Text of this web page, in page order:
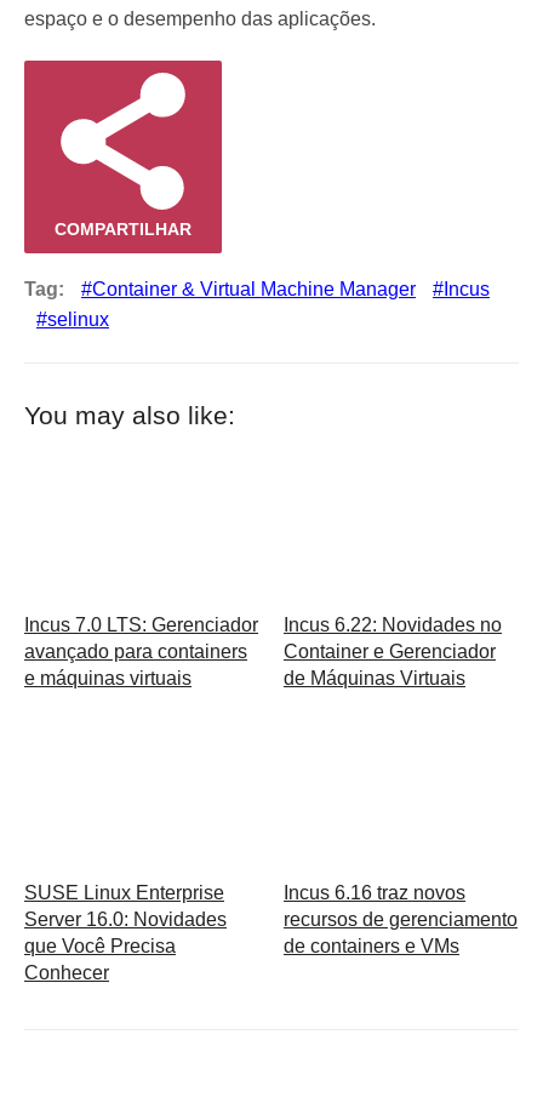
espaço e o desempenho das aplicações.
COMPARTILHAR
Tag: Container & Virtual Machine Manager
Incus
selinux
You may also like:
Incus 7.0 LTS: Gerenciador
avançado para containers
e máquinas virtuais
Incus 6.22: Novidades no
Container e Gerenciador
de Máquinas Virtuais
SUSE Linux Enterprise
Server 16.0: Novidades
que Você Precisa
Conhecer
Incus 6.16 traz novos
recursos de gerenciamento
de containers e VMs